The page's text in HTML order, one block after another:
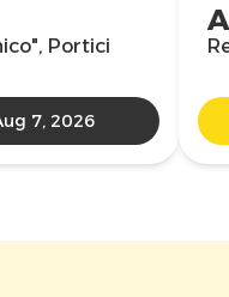
Portici
7, 2026